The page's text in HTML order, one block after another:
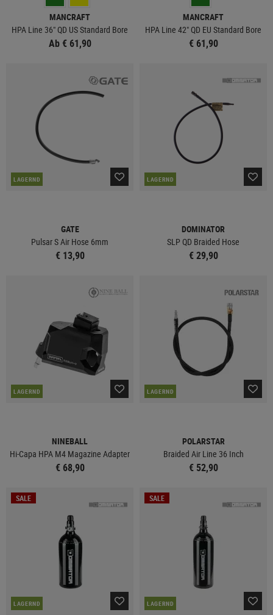
MANCRAFT
HPA Line 36" QD US Standard Bore
Ab € 61,90
MANCRAFT
HPA Line 42" QD EU Standard Bore
€ 61,90
LAGERND
GATE
Pulsar S Air Hose 6mm
€ 13,90
LAGERND
DOMINATOR
SLP QD Braided Hose
€ 29,90
LAGERND
NINEBALL
Hi-Capa HPA M4 Magazine Adapter
€ 68,90
LAGERND
POLARSTAR
Braided Air Line 36 Inch
€ 52,90
SALE
LAGERND
SALE
LAGERND